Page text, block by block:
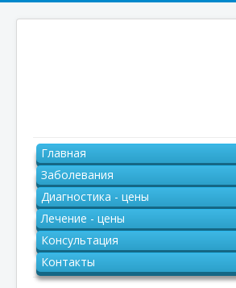
Главная
Заболевания
Диагностика - цены
Лечение - цены
Консультация
Контакты